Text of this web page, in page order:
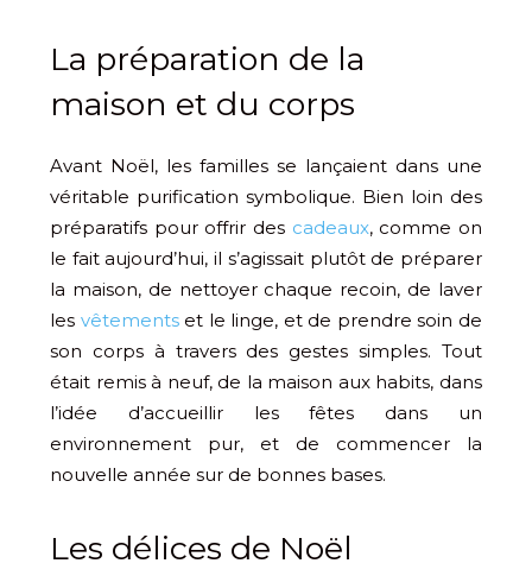
La préparation de la
maison et du corps
Avant Noël, les familles se lançaient dans une
véritable purification symbolique. Bien loin des
préparatifs pour offrir des cadeaux, comme on
le fait aujourd’hui, il s’agissait plutôt de préparer
la maison, de nettoyer chaque recoin, de laver
les vêtementset le linge, et de prendre soin de
son corps à travers des gestes simples. Tout
était remis à neuf, de la maison aux habits, dans
l’idée d’accueillir les fêtes dans un
environnement pur, et de commencer la
nouvelle année sur de bonnes bases.
Les délices de Noël